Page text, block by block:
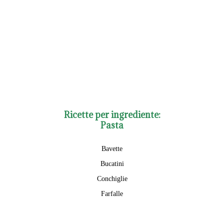
Ricette per ingrediente:
Pasta
Bavette
Bucatini
Conchiglie
Farfalle